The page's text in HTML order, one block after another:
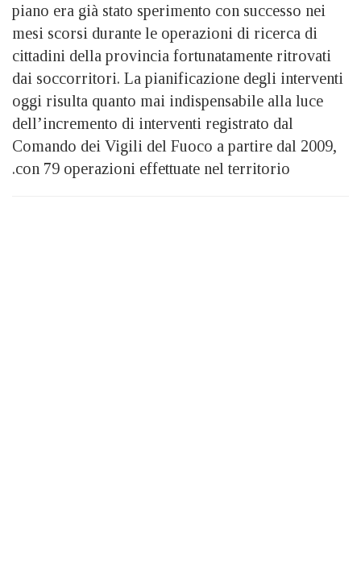
piano era già stato sperimento con successo nei
mesi scorsi durante le operazioni di ricerca di
cittadini della provincia fortunatamente ritrovati
dai soccorritori. La pianificazione degli interventi
oggi risulta quanto mai indispensabile alla luce
dell’incremento di interventi registrato dal
Comando dei Vigili del Fuoco a partire dal 2009,
con 79 operazioni effettuate nel territorio.